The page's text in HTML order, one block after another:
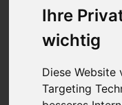
Ihre
wichtig
Diese Website
Targeting
Yoga
(udāna